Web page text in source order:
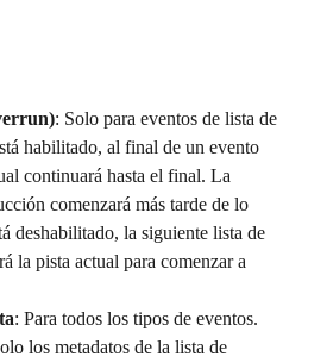
: Solo para eventos de lista de
habilitado, al final de un evento
continuará hasta el final. La
comenzará más tarde de lo
deshabilitado, la siguiente lista de
la pista actual para comenzar a
: Para todos los tipos de eventos.
los metadatos de la lista de